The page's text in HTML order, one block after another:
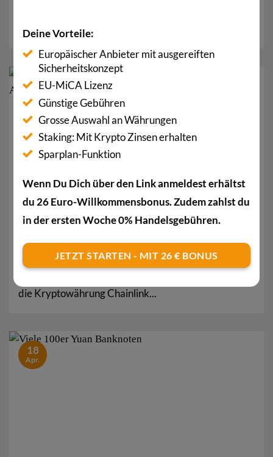
die...
Chainlink der neue Bitcoin? Tyler Winklevoss zieht
Tyler Winklevoss, einer der ersten Krypto-Supporter
die Kryptowährung Chainlink...
20
18
Apr.
Deine Vorteile:
Europäischer Anbieter mit ausgereiften
Sicherheitskonzept
EU-MiCA Lizenz
Günstige Gebühren
Grosse Auswahl an Währungen
Staking: Mit Krypto Zinsen erhalten
Sparplan-Funktion
Wenn Du Dich über den Link anmeldest erhältst
du 26 Euro-Willkommensbonus. Zudem zahlst du
in der ersten Woche 0% Handelsgebühren.
JETZT STARTEN - MIT 26 € BONUS